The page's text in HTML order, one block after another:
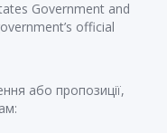
Government and
official
або пропозиції,